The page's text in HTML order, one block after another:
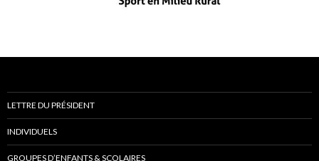
LETTRE DU PRÉSIDENT
INDIVIDUELS
GROUPES D’ENFANTS & SCOLAIRES